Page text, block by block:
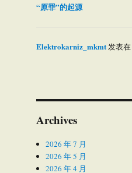
“原罪”的起源
Elektrokarniz_mkmt发表在
Archives
2026 年 7 月
2026 年 5 月
2026 年 4 月